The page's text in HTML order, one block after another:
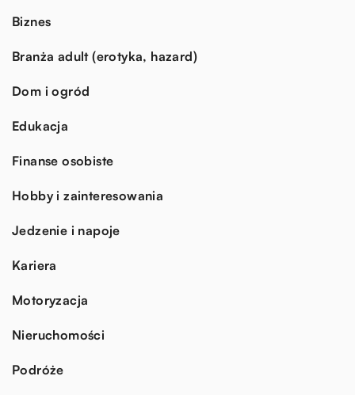
Biznes
Branża adult (erotyka, hazard)
Dom i ogród
Edukacja
Finanse osobiste
Hobby i zainteresowania
Jedzenie i napoje
Kariera
Motoryzacja
Nieruchomości
Podróże